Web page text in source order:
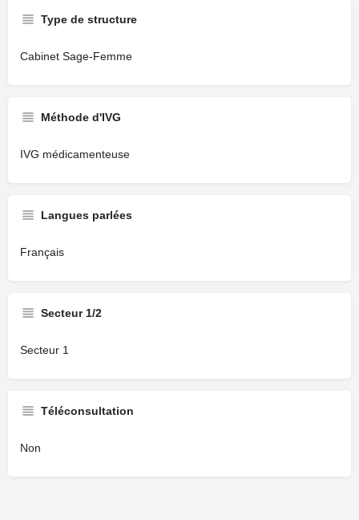
Type de structure
Cabinet Sage-Femme
Méthode d'IVG
IVG médicamenteuse
Langues parlées
Français
Secteur 1/2
Secteur 1
Téléconsultation
Non